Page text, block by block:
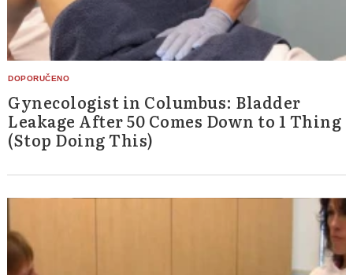
Gynecologist in Columbus: Bladder
Leakage After 50 Comes Down to 1 Thing
(Stop Doing This)